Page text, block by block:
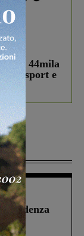
oltre 44mila
lo sport e
scadenza